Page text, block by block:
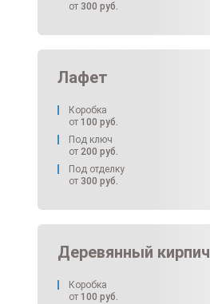
от 300 руб.
Лафет
Коробка
от 100 руб.
Под ключ
от 200 руб.
Под отделку
от 300 руб.
Деревянный кирпич
Коробка
от 100 руб.